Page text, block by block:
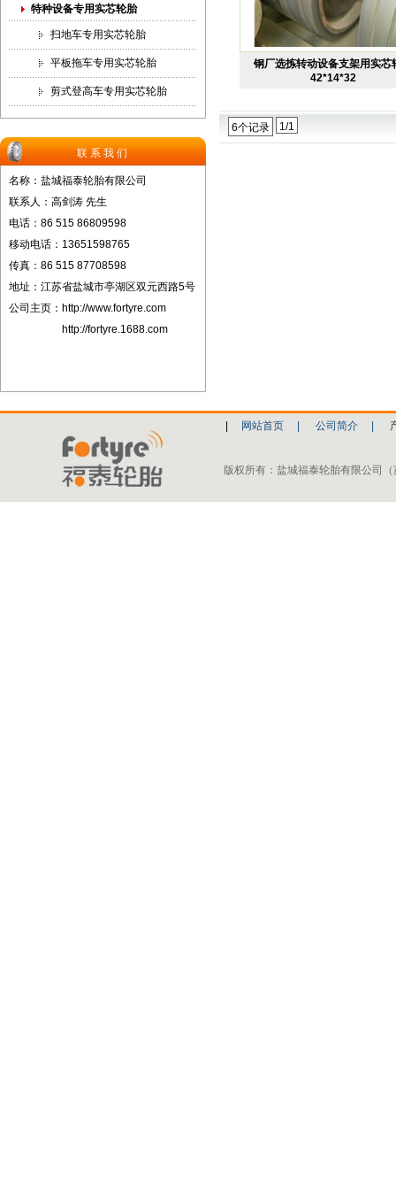
特种设备专用实芯轮胎
扫地车专用实芯轮胎
平板拖车专用实芯轮胎
剪式登高车专用实芯轮胎
联系我们
名称：盐城福泰轮胎有限公司
联系人：高剑涛 先生
电话：86 515 86809598
移动电话：13651598765
传真：86 515 87708598
地址：江苏省盐城市亭湖区双元西路5号
公司主页： http://www.fortyre.com
http://fortyre.1688.com
钢厂选拣转动设备支架用实芯
42*14*32
6个记录 1/1
网站首页 公司简介
版权所有：盐城福泰轮胎有限公司（